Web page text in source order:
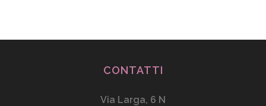
CONTATTI
Via Larga, 6 N